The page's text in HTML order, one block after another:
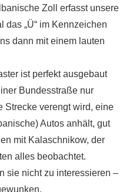
Zoll erfasst unsere
das „Ü“ im Kennzeichen
dann mit einem lauten
ist perfekt ausgebaut
Bundesstraße nur
Strecke verengt wird, eine
Autos anhält, gut
mit Kalaschnikow, der
alles beobachtet.
sie nicht zu interessieren –